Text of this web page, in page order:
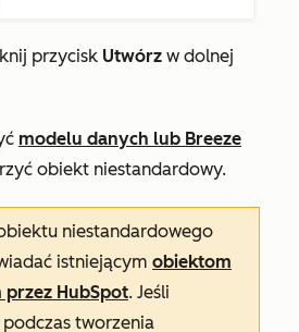
przycisk Utwórz w dolnej
modelu danych lub Breeze
obiekt niestandardowy.
niestandardowego
istniejącym obiektom
HubSpot. Jeśli
tworzenia